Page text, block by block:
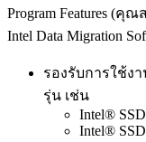
Program Features (
Intel Data Migration
รองรับการใช้ง
รุ่น เช่น
Intel®
Intel® SSD